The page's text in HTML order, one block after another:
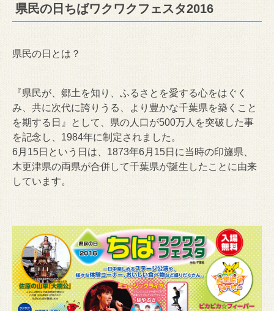
県民の日ちばワクワクフェスタ2016
県民の日とは？
『県民が、郷土を知り、ふるさとを愛する心をはぐく
み、共に次代に誇りうる、より豊かな千葉県を築くこと
を期する日』として、県の人口が500万人を突破した事
を記念し、1984年に制定されました。
6月15日という日は、1873年6月15日に当時の印旛県、
木更津県の両県が合併して千葉県が誕生したことに由来
しています。